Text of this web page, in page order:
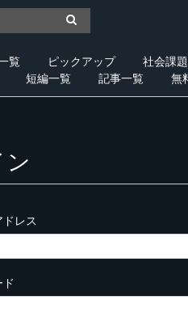
覧 ピックアップ 社会課
短編一覧 記事一覧 無
ン
ドレス